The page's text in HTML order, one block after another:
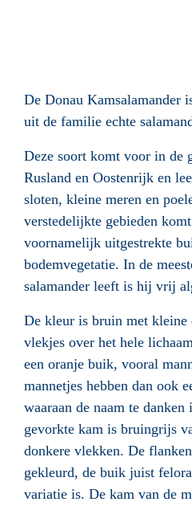
De Donau Kamsalamander
uit de familie echte
Deze soort komt voor in de
Rusland en Oostenrijk en
sloten, kleine meren en
verstedelijkte gebieden
voornamelijk uitgestrekte
bodemvegetatie. In de
salamander leeft is hij vrij
De kleur is bruin met kleine
vlekjes over het hele
een oranje buik, vooral
mannetjes hebben dan ook
waaraan de naam te
gevorkte kam is bruingrijs
donkere vlekken. De
gekleurd, de buik juist
variatie is. De kam van de